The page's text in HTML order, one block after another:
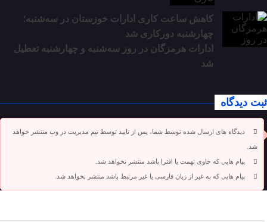
کاهش ساعت کاری ادارات خوزستان در سه‌شنبه؛
چهارشنبه دورکاری شد
ادارات هرمزگان در روز سه‌شنبه و چهارشنبه تعطیل
شد
ثبت دیدگاه
دیدگاه های ارسال شده توسط شما، پس از تایید توسط تیم مدیریت در وب منتشر خواهد
شد.
پیام هایی که حاوی تهمت یا افترا باشد منتشر نخواهد شد.
پیام هایی که به غیر از زبان فارسی یا غیر مرتبط باشد منتشر نخواهد شد.